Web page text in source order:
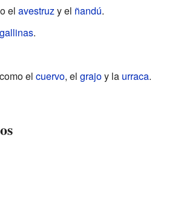
el avestruzy el ñandú.
gallinas.
el cuervo, el grajoy la urraca.